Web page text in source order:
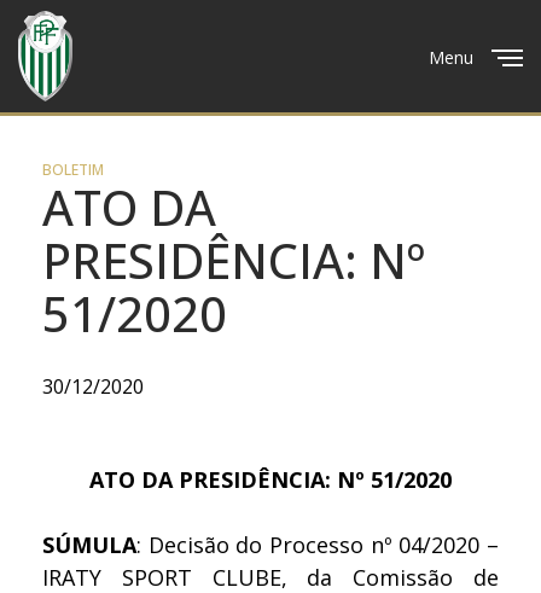
Menu
BOLETIM
ATO DA
PRESIDÊNCIA: Nº
51/2020
30/12/2020
ATO DA PRESIDÊNCIA: Nº 51/2020
SÚMULA: Decisão do Processo nº 04/2020 –
IRATY SPORT CLUBE, da Comissão de